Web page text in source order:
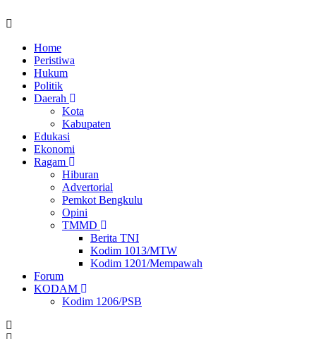
Ekonomi
Home
Peristiwa
Hukum
Politik
Daerah
Kota
Kabupaten
Edukasi
Ekonomi
Ragam
Hiburan
Advertorial
Pemkot Bengkulu
Opini
TMMD
Berita TNI
Kodim 1013/MTW
Kodim 1201/Mempawah
Forum
KODAM
Kodim 1206/PSB